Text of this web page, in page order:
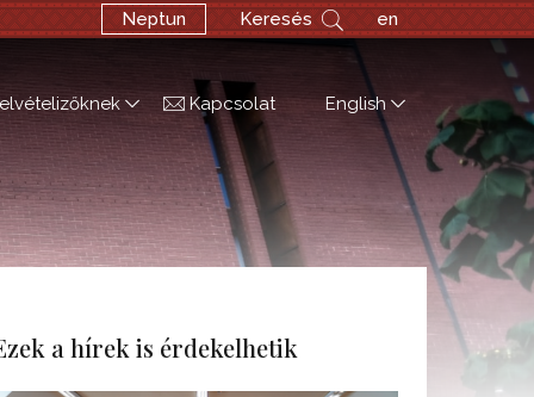
Neptun Keresés en
Kapcsolat English
a hírek is érdekelhetik